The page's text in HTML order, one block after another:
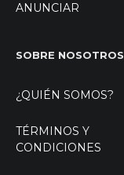
ANUNCIAR
SOBRE NOSOTROS
¿QUIÉN SOMOS?
TÉRMINOS Y
CONDICIONES